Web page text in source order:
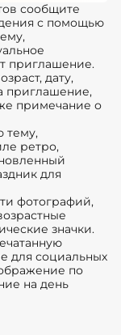
сообщите
с помощью
приглашение.
дату,
приглашение,
примечание о
тему,
ретро,
для
фотографий,
значки.
для социальных
по
на день